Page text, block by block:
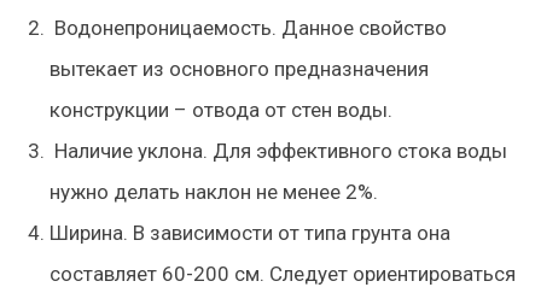
Водонепроницаемость. Данное свойство
вытекает из основного предназначения
конструкции – отвода от стен воды.
Наличие уклона. Для эффективного стока воды
нужно делать наклон не менее 2%.
Ширина. В зависимости от типа грунта она
составляет 60-200 см. Следует ориентироваться